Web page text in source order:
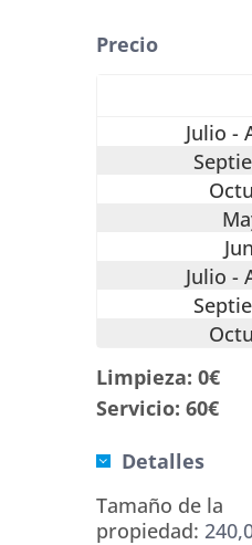
Precio
Julio -
Julio -
Limpieza: 0€
Servicio: 60€
Detalles
Tamaño de la
propiedad: